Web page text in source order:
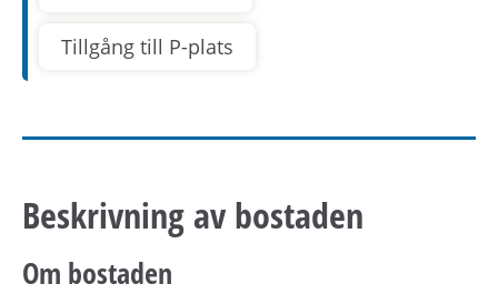
Tillgång till P-plats
Beskrivning av bostaden
Om bostaden